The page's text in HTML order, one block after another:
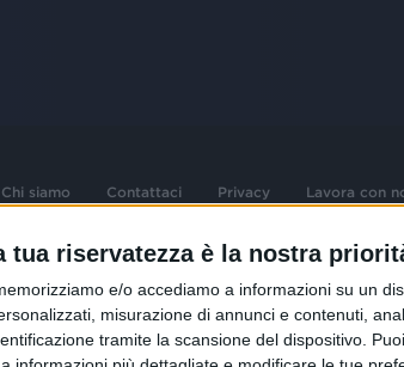
tua riservatezza è la nostra
e/o accediamo a informazioni su un
misurazione di annunci e contenuti,
tramite la scansione del dispositivo.
Chi siamo Contattaci Privacy Lavora con
P.IVA 06832230152 | Tutti i diritti riservati. Per le opere
assolti gli obblighi derivanti dalla normativa dei diritti
interamente versato. Iscr. Reg. Imprese Milano - C.F. e